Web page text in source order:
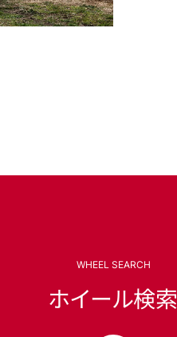
WHEEL SEARCH
ホイール検索